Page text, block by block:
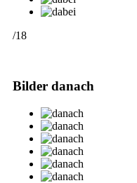
/18
Bilder danach